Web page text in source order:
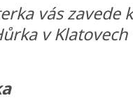
vás zavede
v Klatovech